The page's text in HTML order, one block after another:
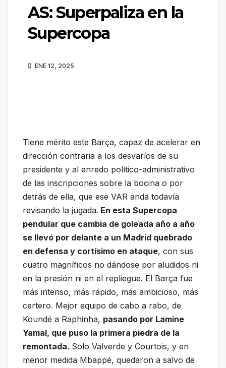
AS: Superpaliza en la
Supercopa
ENE 12, 2025
Tiene mérito este Barça, capaz de acelerar en
dirección contraria a los desvaríos de su
presidente y al enredo político-administrativo
de las inscripciones sobre la bocina o por
detrás de ella, que ese VAR anda todavía
revisando la jugada. En esta Supercopa
pendular que cambia de goleada año a año
se llevó por delante a un Madrid quebrado
en defensa y cortísimo en ataque, con sus
cuatro magníficos no dándose por aludidos ni
en la presión ni en el repliegue. El Barça fue
más intenso, más rápido, más ambicioso, más
certero. Mejor equipo de cabo a rabo, de
Koundé a Raphinha, pasando por Lamine
Yamal, que puso la primera piedra de la
remontada. Solo Valverde y Courtois, y en
menor medida Mbappé, quedaron a salvo de